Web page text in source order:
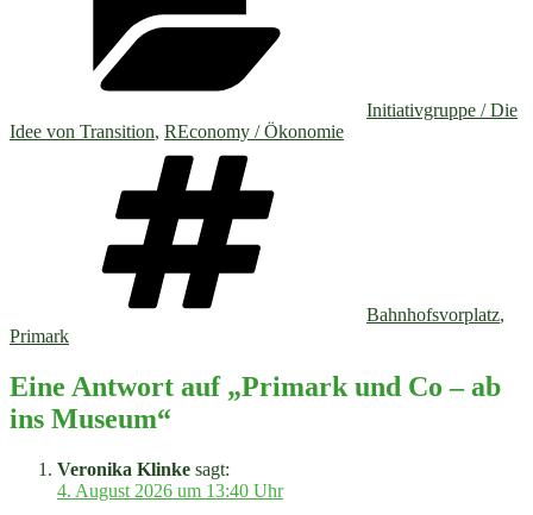
Initiativgruppe / Die
Idee von Transition, REconomy / Ökonomie
Bahnhofsvorplatz,
Primark
Eine Antwort auf „Primark und Co – ab
ins Museum“
Veronika Klinke sagt:
4. August 2026 um 13:40 Uhr